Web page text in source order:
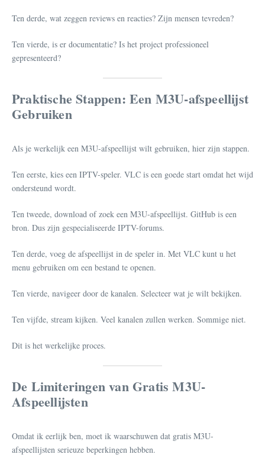
Ten derde, wat zeggen reviews en reacties? Zijn mensen tevreden?
Ten vierde, is er documentatie? Is het project professioneel
gepresenteerd?
Praktische Stappen: Een M3U-afspeellijst
Gebruiken
Als je werkelijk een M3U-afspeellijst wilt gebruiken, hier zijn stappen.
Ten eerste, kies een IPTV-speler. VLC is een goede start omdat het wijd
ondersteund wordt.
Ten tweede, download of zoek een M3U-afspeellijst. GitHub is een
bron. Dus zijn gespecialiseerde IPTV-forums.
Ten derde, voeg de afspeellijst in de speler in. Met VLC kunt u het
menu gebruiken om een bestand te openen.
Ten vierde, navigeer door de kanalen. Selecteer wat je wilt bekijken.
Ten vijfde, stream kijken. Veel kanalen zullen werken. Sommige niet.
Dit is het werkelijke proces.
De Limiteringen van Gratis M3U-
Afspeellijsten
Omdat ik eerlijk ben, moet ik waarschuwen dat gratis M3U-
afspeellijsten serieuze beperkingen hebben.